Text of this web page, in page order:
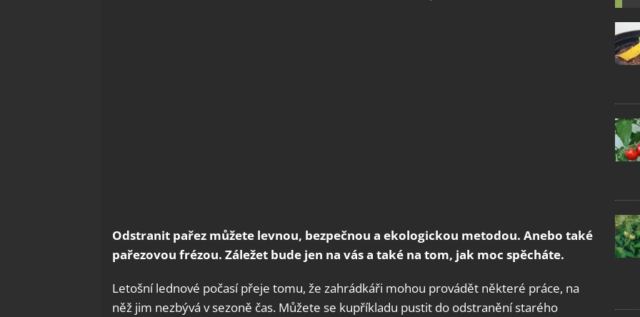
Odstranit pařez můžete levnou, bezpečnou a ekologickou metodou. Anebo také
pařezovou frézou. Záležet bude jen na vás a také na tom, jak moc spěcháte.
Letošní lednové počasí přeje tomu, že zahrádkáři mohou provádět některé práce, na
něž jim nezbývá v sezoně čas. Můžete se kupříkladu pustit do odstranění starého